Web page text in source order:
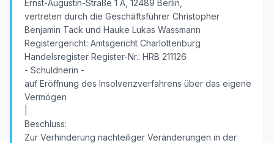
Ernst-Augustin-Straße 1 A, 12489 Berlin,
vertreten durch die Geschäftsführer Christopher
Benjamin Tack und Hauke Lukas Wassmann
Registergericht: Amtsgericht Charlottenburg
Handelsregister Register-Nr.: HRB 211126
- Schuldnerin -
auf Eröffnung des Insolvenzverfahrens über das eigene
Vermögen
Beschluss:
Zur Verhinderung nachteiliger Veränderungen in der